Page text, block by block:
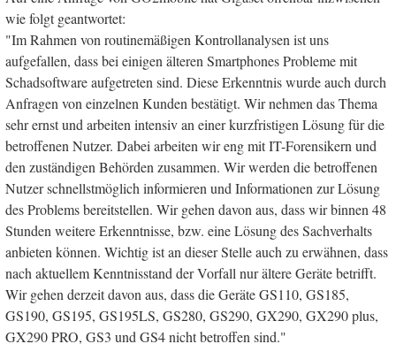
wie folgt geantwortet:
"Im Rahmen von routinemäßigen Kontrollanalysen ist uns
aufgefallen, dass bei einigen älteren Smartphones Probleme mit
Schadsoftware aufgetreten sind. Diese Erkenntnis wurde auch durch
Anfragen von einzelnen Kunden bestätigt. Wir nehmen das Thema
sehr ernst und arbeiten intensiv an einer kurzfristigen Lösung für die
betroffenen Nutzer. Dabei arbeiten wir eng mit IT-Forensikern und
den zuständigen Behörden zusammen. Wir werden die betroffenen
Nutzer schnellstmöglich informieren und Informationen zur Lösung
des Problems bereitstellen. Wir gehen davon aus, dass wir binnen 48
Stunden weitere Erkenntnisse, bzw. eine Lösung des Sachverhalts
anbieten können. Wichtig ist an dieser Stelle auch zu erwähnen, dass
nach aktuellem Kenntnisstand der Vorfall nur ältere Geräte betrifft.
Wir gehen derzeit davon aus, dass die Geräte GS110, GS185,
GS190, GS195, GS195LS, GS280, GS290, GX290, GX290 plus,
GX290 PRO, GS3 und GS4 nicht betroffen sind."